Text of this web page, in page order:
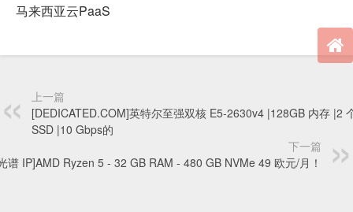
马来西亚云PaaS
上一篇
[DEDICATED.COM]英特尔至强双核 E5-2630v4 |128GB 内存 |2
SSD |10 Gbps的
下一篇
谱 IP]AMD Ryzen 5 - 32 GB RAM - 480 GB NVMe 49 欧元/月！